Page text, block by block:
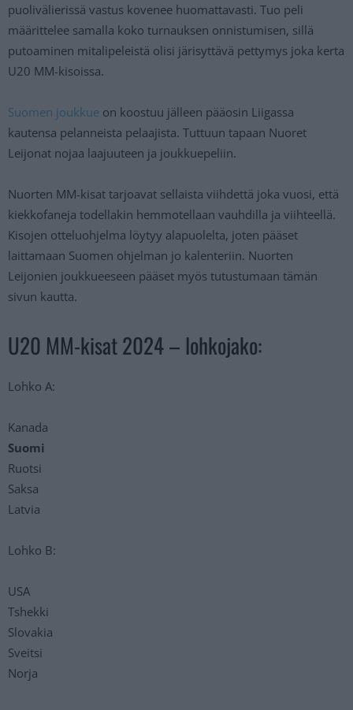
puolivälierissä vastus kovenee huomattavasti. Tuo peli
määrittelee samalla koko turnauksen onnistumisen, sillä
putoaminen mitalipeleistä olisi järisyttävä pettymys joka kerta
U20 MM-kisoissa.
Suomen joukkue on koostuu jälleen pääosin Liigassa
kautensa pelanneista pelaajista. Tuttuun tapaan Nuoret
Leijonat nojaa laajuuteen ja joukkuepeliin.
Nuorten MM-kisat tarjoavat sellaista viihdettä joka vuosi, että
kiekkofaneja todellakin hemmotellaan vauhdilla ja viihteellä.
Kisojen otteluohjelma löytyy alapuolelta, joten pääset
laittamaan Suomen ohjelman jo kalenteriin. Nuorten
Leijonien joukkueeseen pääset myös tutustumaan tämän
sivun kautta.
U20 MM-kisat 2024 – lohkojako:
Lohko A:
Kanada
Suomi
Ruotsi
Saksa
Latvia
Lohko B:
USA
Tshekki
Slovakia
Sveitsi
Norja